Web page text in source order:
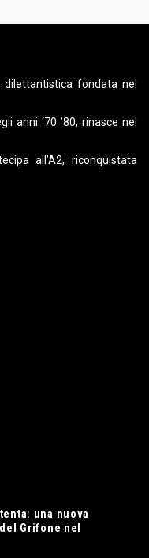
fondata nel
anni ‘70 ’80, rinasce nel
all’A2, riconquistata
una nuova
Grifone nel